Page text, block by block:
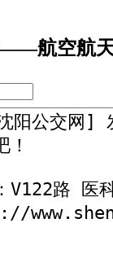
——航空航